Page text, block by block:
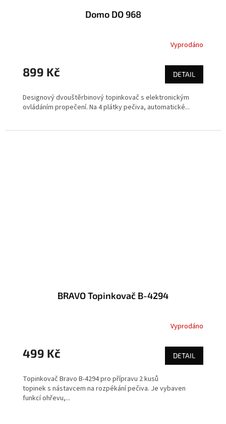
Domo DO 968
Vyprodáno
899 Kč DETAIL
Designový dvouštěrbinový topinkovač s elektronickým
ovládáním propečení. Na 4 plátky pečiva, automatické...
BRAVO Topinkovač B-4294
Vyprodáno
499 Kč DETAIL
Topinkovač Bravo B-4294 pro přípravu 2 kusů
topinek s nástavcem na rozpékání pečiva. Je vybaven
funkcí ohřevu,...